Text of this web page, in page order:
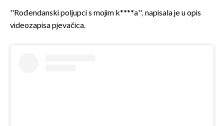
''Rođendanski poljupci s mojim k****a'', napisala je u opis
videozapisa pjevačica.